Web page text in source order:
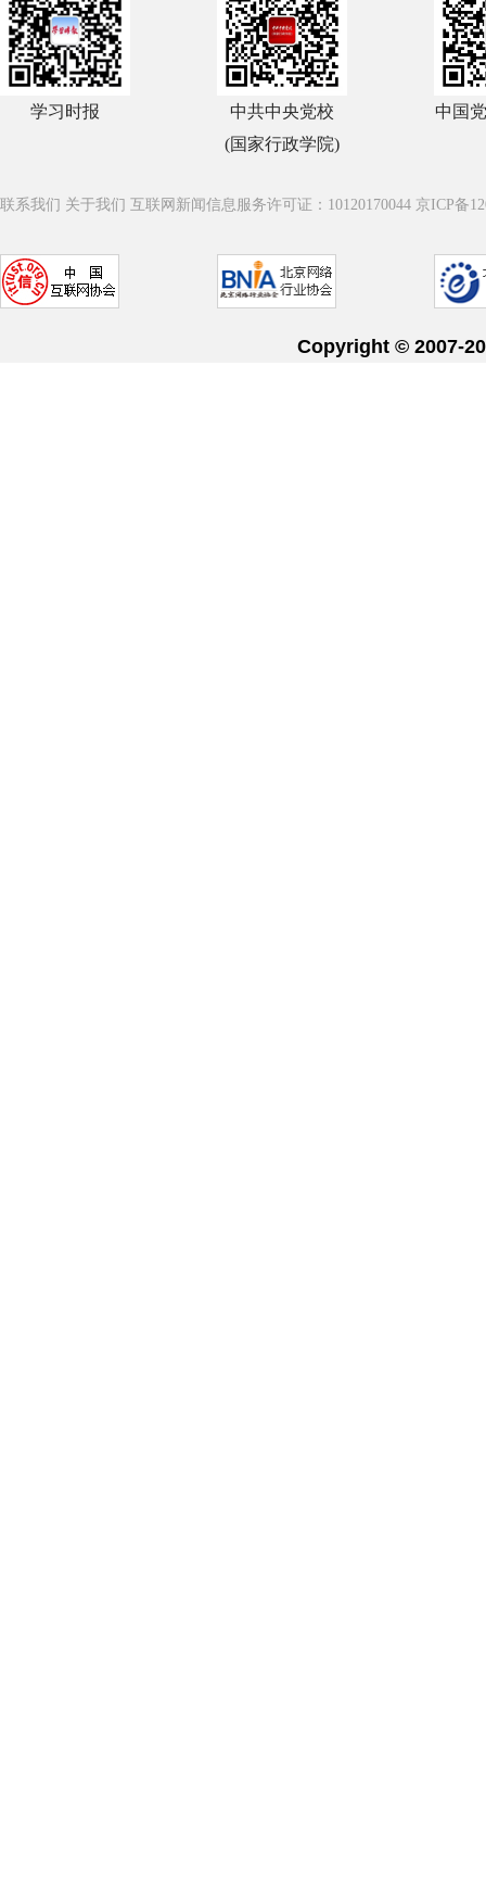
学习时报
中共中央党校
(国家行政学院)
中国
联系我们 关于我们 互联网新闻信息服务许可证：10120170044 京ICP备
Copyright © 2007-